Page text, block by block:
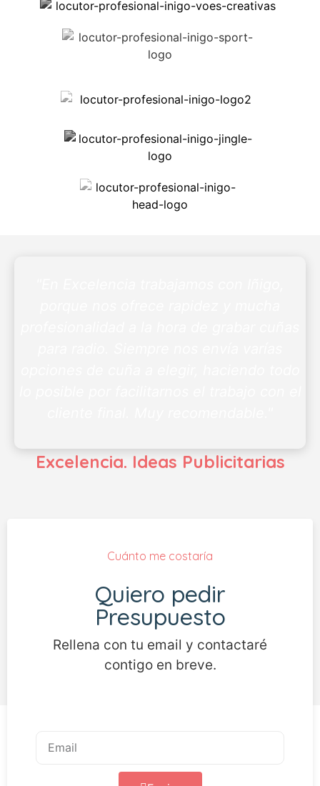
Excelencia. Ideas Publicitarias
Cuánto me costaría
Quiero pedir
Presupuesto
Rellena con tu email y contactaré
contigo en breve.